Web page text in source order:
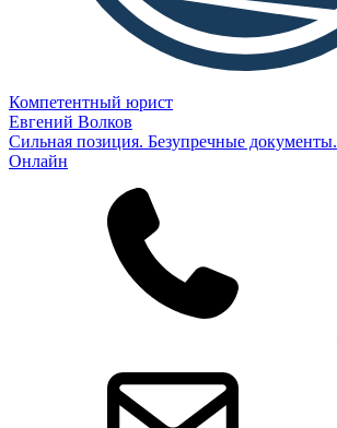
Компетентный юрист
Евгений Волков
Сильная позиция. Безупречные документы.
Онлайн